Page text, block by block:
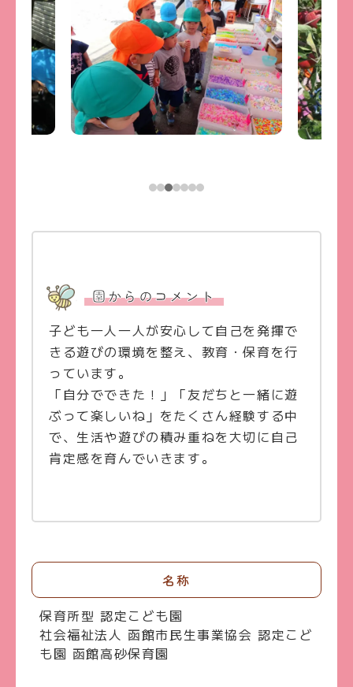
園からのコメント
子ども一人一人が安心して自己を発揮で
きる遊びの環境を整え、教育・保育を行
っています。
「自分でできた！」「友だちと一緒に遊
ぶって楽しいね」をたくさん経験する中
で、生活や遊びの積み重ねを大切に自己
肯定感を育んでいきます。
名称
保育所型 認定こども園
社会福祉法人 函館市民生事業協会 認定こど
も園 函館高砂保育園